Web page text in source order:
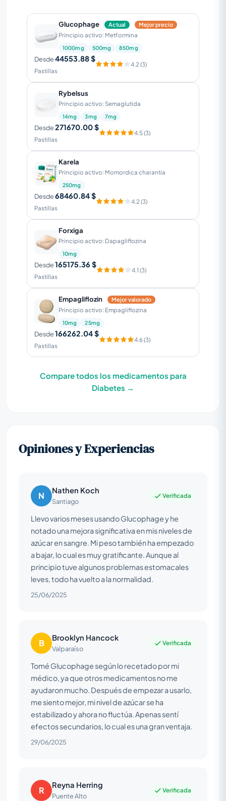
Glucophage Actual Mejor precio
Principio activo: Metformina
1000mg 500mg 850mg
Desde44553.88 $
Pastillas
4.2 (3)
Rybelsus
Principio activo: Semaglutida
14mg 3mg 7mg
Desde271670.00 $
Pastillas
4.5 (3)
Karela
Principio activo: Momordica charantia
250mg
Desde68460.84 $
Pastillas
4.2 (3)
Forxiga
Principio activo: Dapagliflozina
10mg
Desde165175.36 $
Pastillas
4.1 (3)
Empagliflozin Mejor valorado
Principio activo: Empagliflozina
10mg 25mg
Desde166262.04 $
Pastillas
4.6 (3)
Compare todos los medicamentos para
Diabetes →
Opiniones y Experiencias
N Nathen Koch
Santiago
Verificada
Llevo varios meses usando Glucophage y he
notado una mejora significativa en mis niveles de
azúcar en sangre. Mi peso también ha empezado
a bajar, lo cual es muy gratificante. Aunque al
principio tuve algunos problemas estomacales
leves, todo ha vuelto a la normalidad.
25/06/2025
B Brooklyn Hancock
Valparaíso
Verificada
Tomé Glucophage según lo recetado por mi
médico, ya que otros medicamentos no me
ayudaron mucho. Después de empezar a usarlo,
me siento mejor, mi nivel de azúcar se ha
estabilizado y ahora no fluctúa. Apenas sentí
efectos secundarios, lo cual es una gran ventaja.
29/06/2025
R Reyna Herring
Puente Alto
Verificada